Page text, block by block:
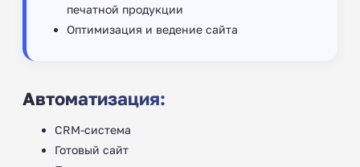
печатной продукции
Оптимизация и ведение сайта
Автоматизация:
CRM-система
Готовый сайт